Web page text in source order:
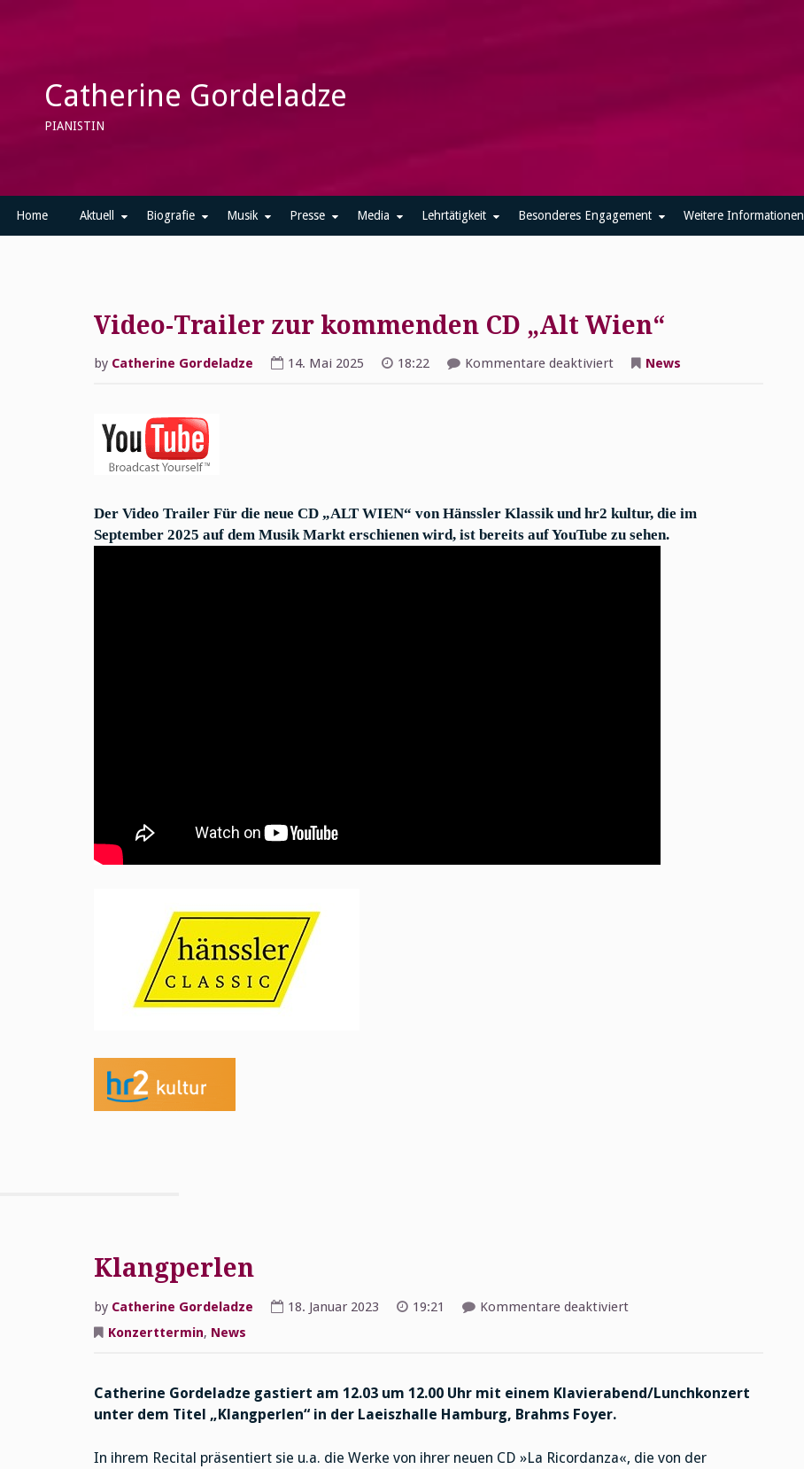
Catherine Gordeladze
PIANISTIN
Home Aktuell Biografie Musik Presse Media Lehrtätigkeit Besonderes Engagement Weitere Informationen
News
Video-Trailer zur kommenden CD „Alt Wien“
by Catherine Gordeladze 14. Mai 2025 18:22 Kommentare deaktiviertfür News
Der Video Trailer Für die neue CD „ALT WIEN“ von Hänssler Klassik und hr2 kultur, die im
September 2025 auf dem Musik Markt erschienen wird, ist bereits auf YouTube zu sehen.
Klangperlen
by Catherine Gordeladze 18. Januar 2023 19:21 Kommentare deaktiviertfür
Konzerttermin, News
Catherine Gordeladze gastiert am 12.03 um 12.00 Uhr mit einem Klavierabend/Lunchkonzert
unter dem Titel „Klangperlen“ in der Laeiszhalle Hamburg, Brahms Foyer.
In ihrem Recital präsentiert sie u.a. die Werke von ihrer neuen CD »La Ricordanza«, die von der